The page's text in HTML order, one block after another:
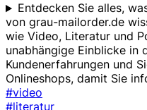
Entdecken Sie alles,
von grau-mailorder.de
wie Video, Literatur und
unabhängige Einblicke in
Kundenerfahrungen und
Onlineshops, damit Sie
#video
#literatur